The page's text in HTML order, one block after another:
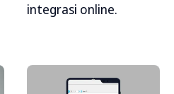
integrasi online.